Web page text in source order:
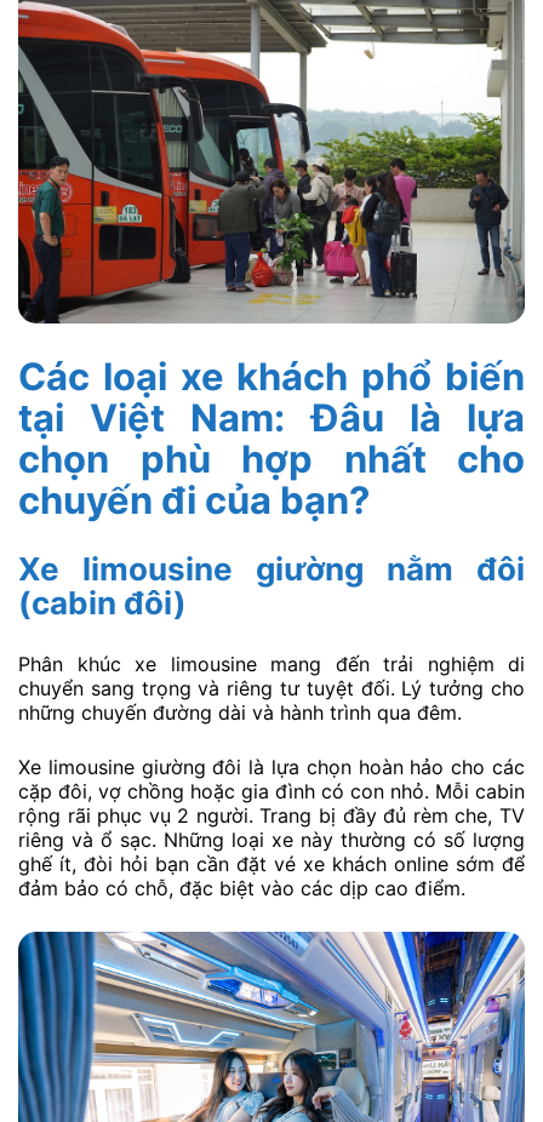
Các loại xe khách phổ biến
tại Việt Nam: Đâu là lựa
chọn phù hợp nhất cho
chuyến đi của bạn?
Xe limousine giường nằm đôi
(cabin đôi)
Phân khúc xe limousine mang đến trải nghiệm di
chuyển sang trọng và riêng tư tuyệt đối. Lý tưởng cho
những chuyến đường dài và hành trình qua đêm.
Xe limousine giường đôi là lựa chọn hoàn hảo cho các
cặp đôi, vợ chồng hoặc gia đình có con nhỏ. Mỗi cabin
rộng rãi phục vụ 2 người. Trang bị đầy đủ rèm che, TV
riêng và ổ sạc. Những loại xe này thường có số lượng
ghế ít, đòi hỏi bạn cần đặt vé xe khách online sớm để
đảm bảo có chỗ, đặc biệt vào các dịp cao điểm.